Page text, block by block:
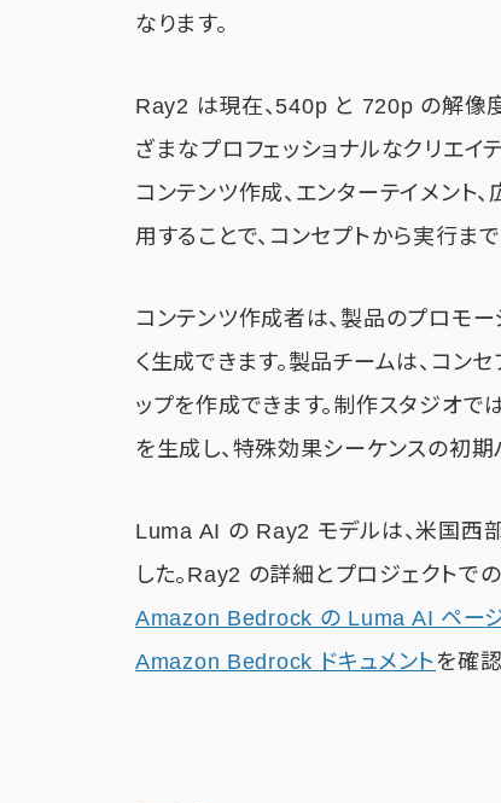
なります。
Ray2 は現在、540p と 720p の解像
ざまなプロフェッショナルなクリエイ
コンテンツ作成、エンターテイメント
用することで、コンセプトから実行ま
コンテンツ作成者は、製品のプロモー
く生成できます。製品チームは、コン
ップを作成できます。制作スタジオで
を生成し、特殊効果シーケンスの初期
Luma AI の Ray2 モデルは、米国西
した。Ray2 の詳細とプロジェクトで
Amazon Bedrock の Luma AI ペー
Amazon Bedrock ドキュメント を確認